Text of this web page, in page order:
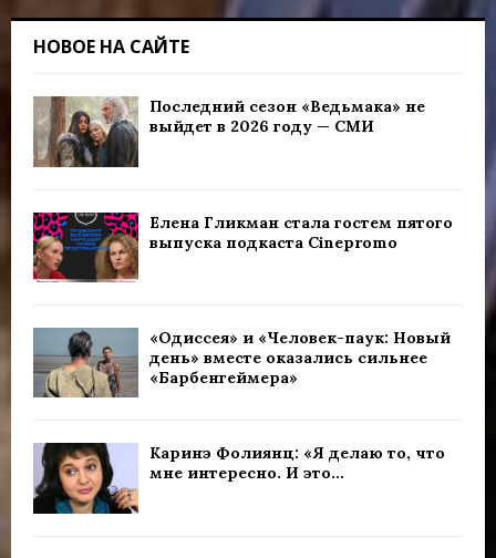
НОВОЕ НА САЙТЕ
Последний сезон «Ведьмака» не
выйдет в 2026 году — СМИ
Елена Гликман стала гостем пятого
выпуска подкаста Cinepromo
«Одиссея» и «Человек-паук: Новый
день» вместе оказались сильнее
«Барбенгеймера»
Каринэ Фолиянц: «Я делаю то, что
мне интересно. И это...